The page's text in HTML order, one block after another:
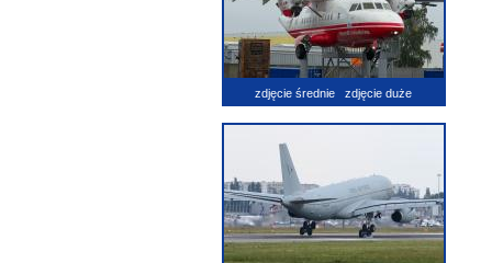
zdjęcie średnie zdjęcie duże